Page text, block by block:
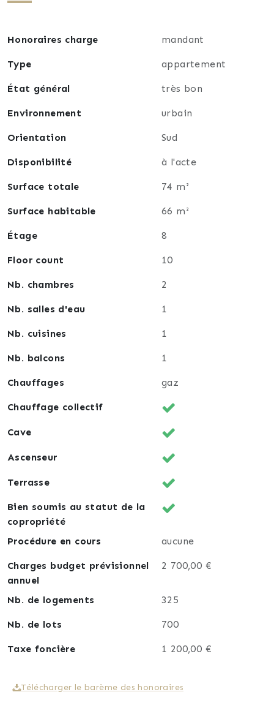
Les charges sont de 225€ par mois.
Stationnement libre dans la copropriété.
Une cave complète ce bien.
Vendu au prix de 187 000€
Honoraires charge mandant
Type appartement
État général très bon
Environnement urbain
Orientation Sud
Disponibilité à l'acte
Surface totale 74 m²
Surface habitable 66 m²
Étage 8
Floor count 10
Nb. chambres 2
Nb. salles d'eau 1
Nb. cuisines 1
Nb. balcons 1
Chauffages gaz
Chauffage collectif
Cave
Ascenseur
Terrasse
Bien soumis au statut de la
copropriété
Procédure en cours
aucune
Charges budget prévisionnel
annuel
2 700,00 €
Nb. de logements 325
Nb. de lots 700
Taxe foncière 1 200,00 €
Télécharger le barème des honoraires